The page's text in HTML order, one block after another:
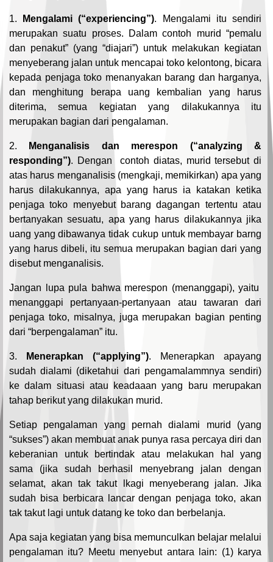
1. Mengalami (“experiencing”). Mengalami itu sendiri
merupakan suatu proses. Dalam contoh murid “pemalu
dan penakut” (yang “diajari”) untuk melakukan kegiatan
menyeberang jalan untuk mencapai toko kelontong, bicara
kepada penjaga toko menanyakan barang dan harganya,
dan menghitung berapa uang kembalian yang harus
diterima, semua kegiatan yang dilakukannya itu
merupakan bagian dari pengalaman.
2.
Menganalisis dan merespon (“analyzing &
responding”). Dengan contoh diatas, murid tersebut di
atas harus menganalisis (mengkaji, memikirkan) apa yang
harus dilakukannya, apa yang harus ia katakan ketika
penjaga toko menyebut barang dagangan tertentu atau
bertanyakan sesuatu, apa yang harus dilakukannya jika
uang yang dibawanya tidak cukup untuk membayar barng
yang harus dibeli, itu semua merupakan bagian dari yang
disebut menganalisis.
Jangan lupa pula bahwa merespon (menanggapi), yaitu
menanggapi pertanyaan-pertanyaan atau tawaran dari
penjaga toko, misalnya, juga merupakan bagian penting
dari “berpengalaman” itu.
3. Menerapkan (“applying”). Menerapkan apayang
sudah dialami (diketahui dari pengamalammnya sendiri)
ke dalam situasi atau keadaaan yang baru merupakan
tahap berikut yang dilakukan murid.
Setiap pengalaman yang pernah dialami murid (yang
“sukses”) akan membuat anak punya rasa percaya diri dan
keberanian untuk bertindak atau melakukan hal yang
sama (jika sudah berhasil menyebrang jalan dengan
selamat, akan tak takut lkagi menyeberang jalan. Jika
sudah bisa berbicara lancar dengan penjaga toko, akan
tak takut lagi untuk datang ke toko dan berbelanja.
Apa saja kegiatan yang bisa memunculkan belajar melalui
pengalaman itu? Meetu menyebut antara lain: (1) karya